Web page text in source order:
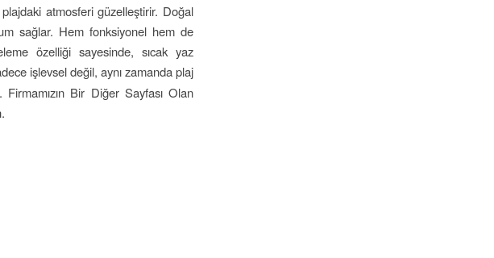
plajdaki atmosferi güzelleştirir. Doğal
sağlar. Hem fonksiyonel hem de
özelliği sayesinde, sıcak yaz
işlevsel değil, aynı zamanda plaj
Bir Diğer Sayfası Olan